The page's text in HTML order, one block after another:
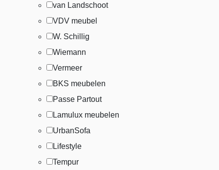
van Landschoot
VDV meubel
W. Schillig
Wiemann
Vermeer
BKS meubelen
Passe Partout
Lamulux meubelen
UrbanSofa
Lifestyle
Tempur